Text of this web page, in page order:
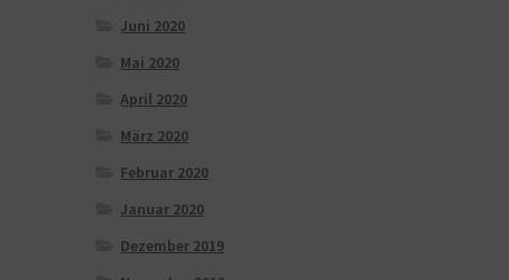
Juni 2020
Mai 2020
April 2020
März 2020
Februar 2020
Januar 2020
Dezember 2019